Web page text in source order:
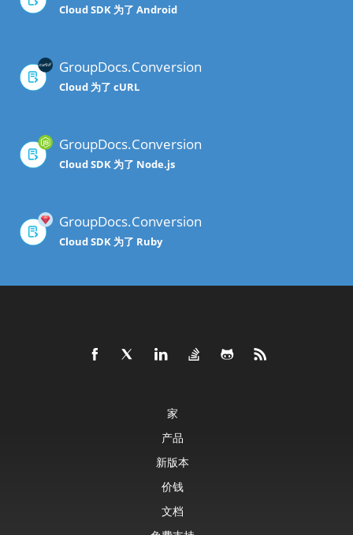
Cloud SDK 为了 Android
GroupDocs.Conversion
Cloud 为了 cURL
GroupDocs.Conversion
Cloud SDK 为了 Node.js
GroupDocs.Conversion
Cloud SDK 为了 Ruby
家
产品
新版本
价钱
文档